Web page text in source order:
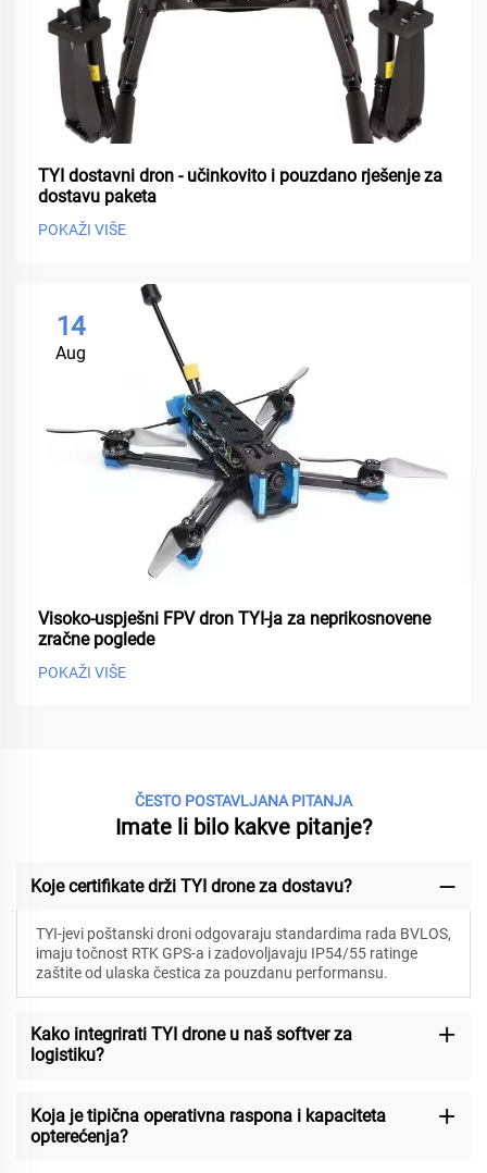
TYI dostavni dron - učinkovito i pouzdano rješenje za
dostavu paketa
POKAŽI VIŠE
14
Aug
Visoko-uspješni FPV dron TYI-ja za neprikosnovene
zračne poglede
POKAŽI VIŠE
ČESTO POSTAVLJANA PITANJA
Imate li bilo kakve pitanje?
Koje certifikate drži TYI drone za dostavu?
TYI-jevi poštanski droni odgovaraju standardima rada BVLOS,
imaju točnost RTK GPS-a i zadovoljavaju IP54/55 ratinge
zaštite od ulaska čestica za pouzdanu performansu.
Kako integrirati TYI drone u naš softver za
logistiku?
Koja je tipična operativna raspona i kapaciteta
opterećenja?